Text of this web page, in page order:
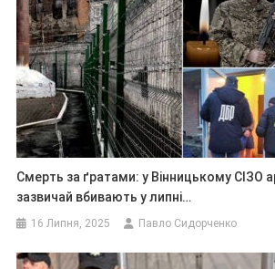
Смерть за ґратами: у Вінницькому СІЗО
зазвичай вбивають у липні…
16 Липня, 2025 Павло Сидорченко